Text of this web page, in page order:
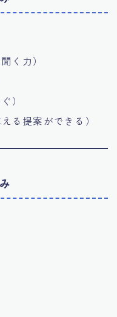
く力）
）
る提案ができる）